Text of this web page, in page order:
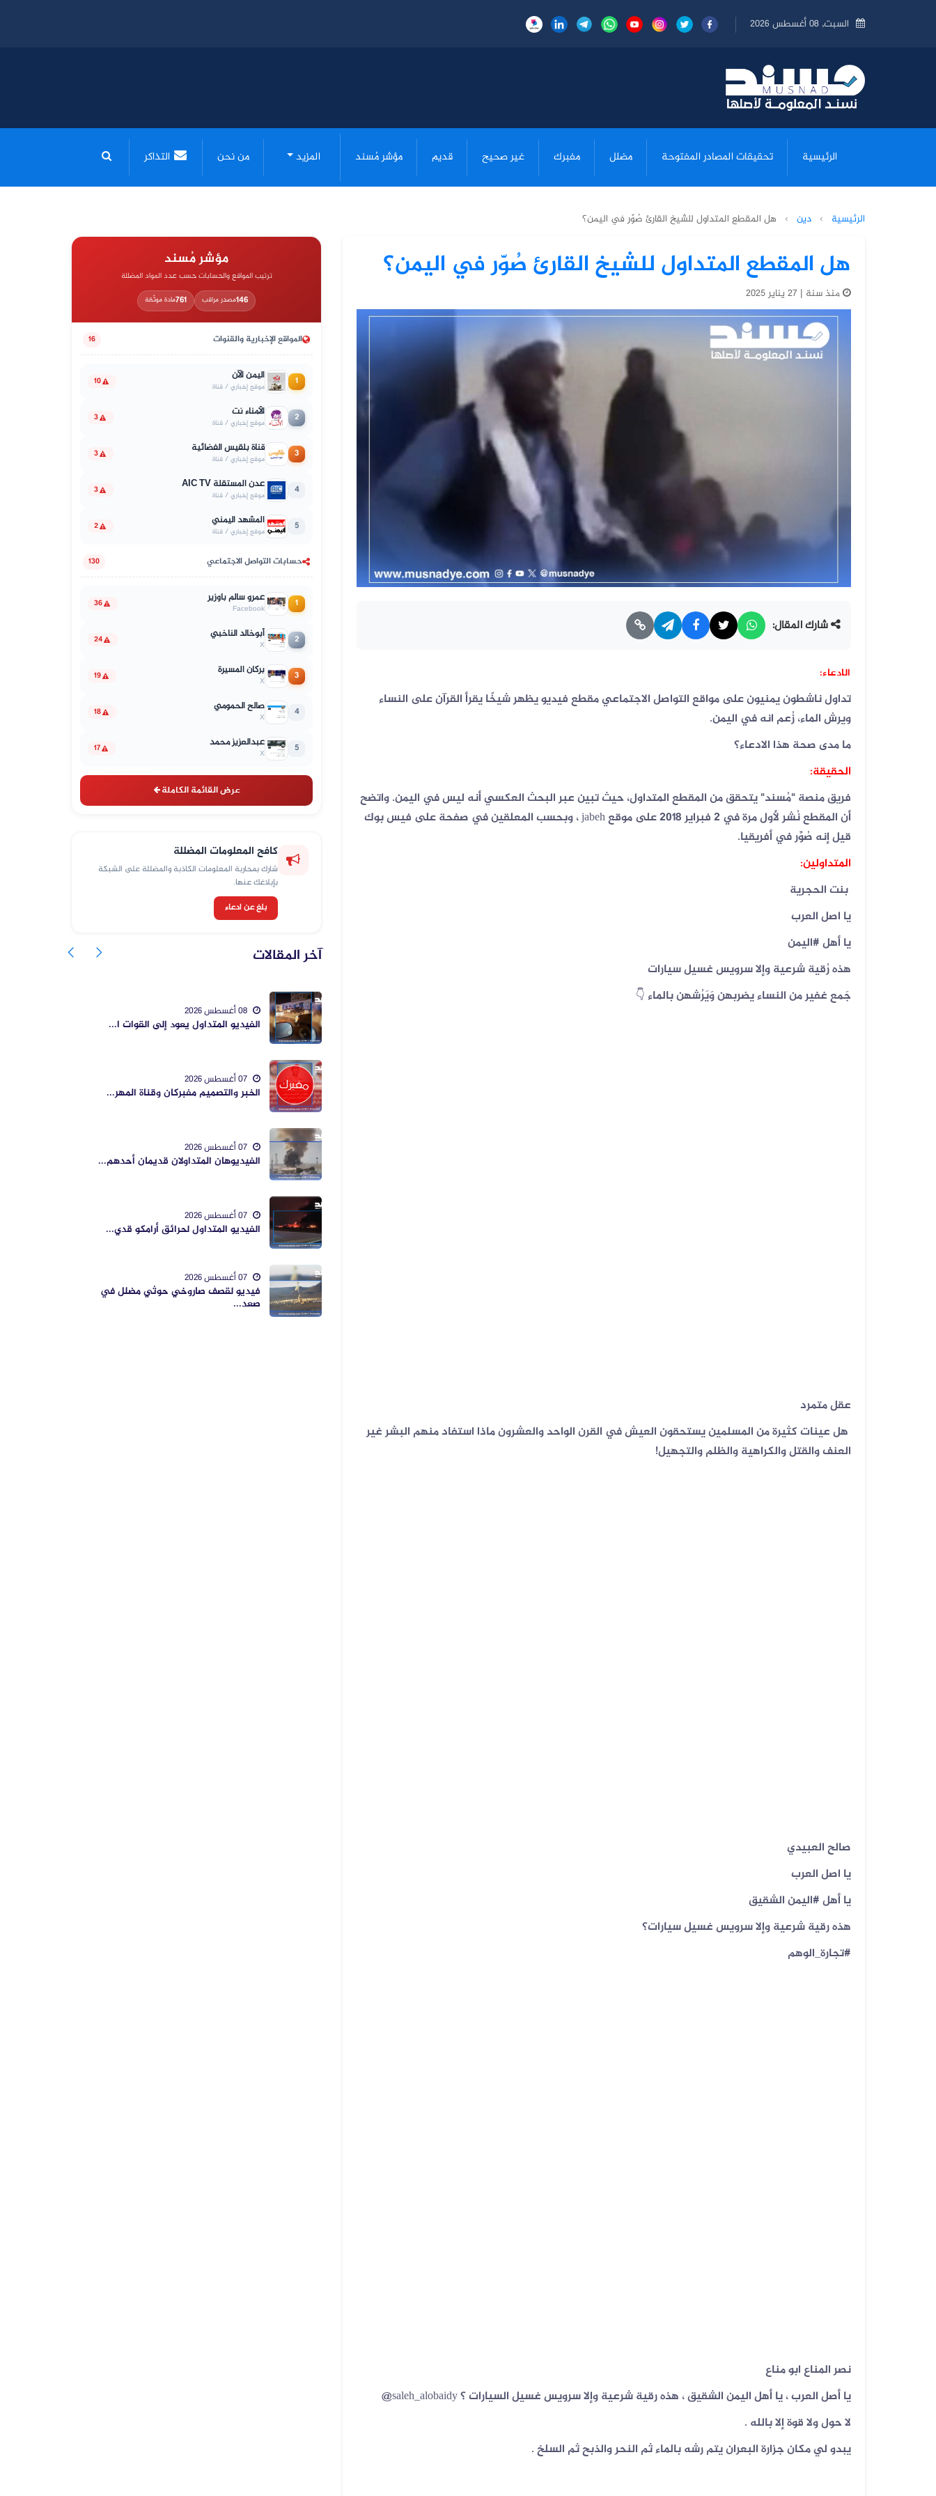
السبت, 08 أغسطس 2026
الرئيسية تحقيقات المصادر المفتوحة مضلل مفبرك غير صحيح قديم مؤشر مُسند المزيد من نحن التذاكر
الرئيسية › دين › هل المقطع المتداول للشيخ القارئ صُوّر في اليمن؟
هل المقطع المتداول للشيخ القارئ صُوّر في اليمن؟
منذ سنة | 27 يناير 2025
شارك المقال:
الادعاء:
تداول ناشطون يمنيون على مواقع التواصل الاجتماعي مقطع فيديو يظهر شيخًا يقرأ القرآن على النساء
ويرش الماء، زُعم انه في اليمن.
ما مدى صحة هذا الادعاء؟
الحقيقة:
فريق منصة "مُسند" يتحقق من المقطع المتداول، حيث تبين عبر البحث العكسي أنه ليس في اليمن. واتضح
أن المقطع نُشر لأول مرة في 2 فبراير 2018 على موقع jabeh ، وبحسب المعلقين في صفحة على فيس بوك
قيل إنه صُوِّر في أفريقيا.
المتداولين:
بنت الحجرية
‏يا اصل العرب
يا أهل ‎#اليمن
هذه رُقية شرعية وإلا سرويس غسيل سيارات
جَمع غفير من النساء يضربهن وَيَرُشهن بالماء 👇
عقل متمرد
‏هل عينات كثيرة من المسلمين يستحقون العيش في القرن الواحد والعشرون ماذا استفاد منهم البشر غير
العنف والقتل والكراهية والظلم والتجهيل!
صالح العبيدي
‏يا اصل العرب
يا أهل ‎#اليمن الشقيق
هذه رقية شرعية وإلا سرويس غسيل سيارات؟
نصر المناع ابو مناع
يا أصل العرب ، يا أهل اليمن الشقيق ، هذه رقية شرعية وإلا سرويس غسيل السيارات ؟ ‎@saleh_alobaidy
لا حول ولا قوة إلا بالله .
يبدو لي مكان جزارة البعران يتم رشه بالماء ثم النحر والذبح ثم السلخ .
مؤشر مُسند
ترتيب المواقع والحسابات حسب عدد المواد المضللة
146مصدر مراقب 761مادة موثّقة
المواقع الإخبارية والقنوات 16
1 اليمن الآن
موقع إخباري / قناة 10
2 الأمناء نت
موقع إخباري / قناة 3
3 قناة بلقيس الفضائية
موقع إخباري / قناة 3
4 عدن المستقلة AIC TV
موقع إخباري / قناة 3
5 المشهد اليمني
موقع إخباري / قناة 2
حسابات التواصل الاجتماعي 130
1 عمرو سالم باوزير
Facebook
36
2 أبوخالد الناخبي
X
24
3 بركان المسيرة
X
19
4 صالح الحمومي
X
18
5 عبدالعزيز محمد
X
17
عرض القائمة الكاملة
كافح المعلومات المضللة
شارك بمحاربة المعلومات الكاذبة والمضللة على الشبكة
بإبلاغك عنها.
بلغ عن ادعاء
آخر المقالات
الفيديو المتداول يعود إلى القوات ا...
الخبر والتصميم مفبركان وقناة المهر...
الفيديوهان المتداولان قديمان أحدهم...
الفيديو المتداول لحرائق أرامكو قدي...
فيديو لقصف صاروخي حوثي مضلل في
صعد...